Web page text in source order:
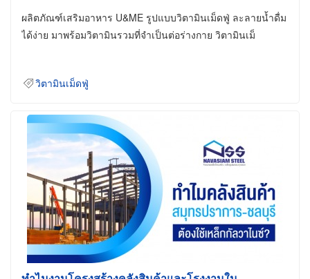
ผลิตภัณฑ์เสริมอาหาร U&ME รูปแบบวิตามินเม็ดฟู่ ละลายน้ำดื่ม
ได้ง่าย มาพร้อมวิตามินรวมที่จำเป็นต่อร่างกาย วิตามินเม็
วิตามินเม็ดฟู่